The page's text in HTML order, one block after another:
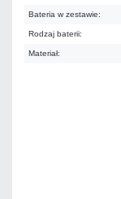
Bateria w zestawie:
Rodzaj baterii:
Materiał: